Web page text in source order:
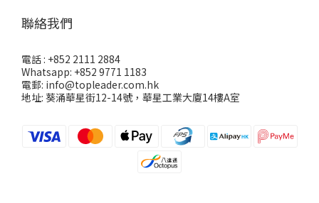
聯絡我們
電話 : +852 2111 2884
Whatsapp: +852 9771 1183
電郵: info@topleader.com.hk
地址: 葵涌華星街12-14號，華星工業大廈14樓A室